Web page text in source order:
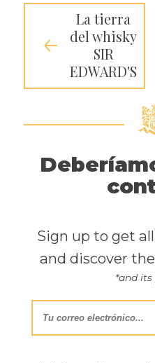
La tierra
del whisky
SIR
EDWARD'S
Sign up to get
and discover
*and